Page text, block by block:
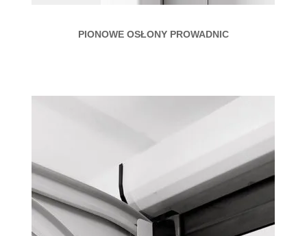
PIONOWE OSŁONY PROWADNIC